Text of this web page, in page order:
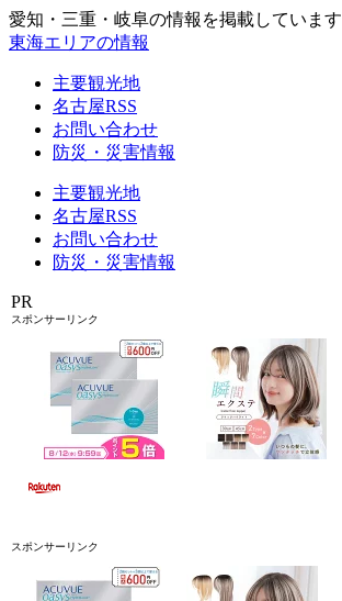
愛知・三重・岐阜の情報を掲載しています
東海エリアの情報
主要観光地
名古屋RSS
お問い合わせ
防災・災害情報
主要観光地
名古屋RSS
お問い合わせ
防災・災害情報
PR
スポンサーリンク
スポンサーリンク